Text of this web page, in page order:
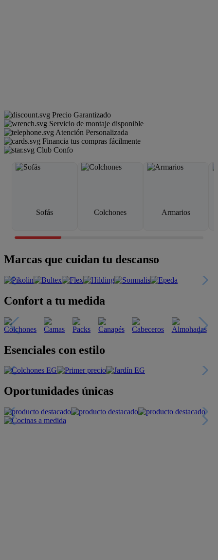
Precio Garantizado
Servicio de montaje disponible
Atención Personalizada
Financia tus compras fácilmente
Club Confo
Sofás Colchones Armarios
Marcas que cuidan tu descanso
Confort a tu medida
Esenciales con estilo
Oportunidades únicas